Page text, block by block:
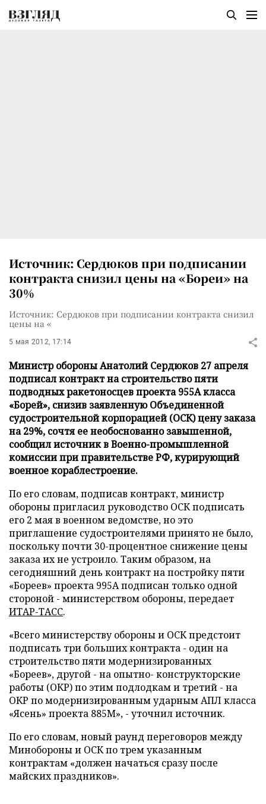
Источник: Сердюков при подписании
контракта снизил цены на «Бореи» на
30%
Источник: Сердюков при подписании контракта снизил
цены на «
5 мая 2012, 17:14
Министр обороны Анатолий Сердюков 27 апреля
подписал контракт на строительство пяти
подводных ракетоносцев проекта 955А класса
«Борей», снизив заявленную Объединенной
судостроительной корпорацией (ОСК) цену заказа
на 29%, сочтя ее необоснованно завышенной,
сообщил источник в Военно-промышленной
комиссии при правительстве РФ, курирующий
военное кораблестроение.
По его словам, подписав контракт, министр
обороны пригласил руководство ОСК подписать
его 2 мая в военном ведомстве, но это
приглашение судостроителями принято не было,
поскольку почти 30-процентное снижение цены
заказа их не устроило. Таким образом, на
сегодняшний день контракт на постройку пяти
«Бореев» проекта 995А подписан только одной
стороной - министерством обороны, передает
ИТАР-ТАСС.
«Всего министерству обороны и ОСК предстоит
подписать три больших контракта - один на
строительство пяти модернизированных
«Бореев», другой - на опытно- конструкторские
работы (ОКР) по этим подлодкам и третий - на
ОКР по модернизированным ударным АПЛ класса
«Ясень» проекта 885М», - уточнил источник.
По его словам, новый раунд переговоров между
Минобороны и ОСК по трем указанным
контрактам «должен начаться сразу после
майских праздников».